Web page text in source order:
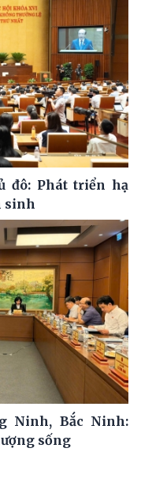
đô: Phát triển hạ
sinh
Ninh, Bắc Ninh:
sống